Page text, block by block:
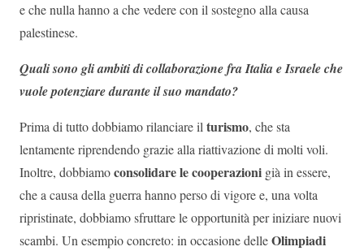
e che nulla hanno a che vedere con il sostegno alla causa
palestinese.
Quali sono gli ambiti di collaborazione fra Italia e Israele che
vuole potenziare durante il suo mandato?
Prima di tutto dobbiamo rilanciare ilturismo, che sta
lentamente riprendendo grazie alla riattivazione di molti voli.
Inoltre, dobbiamoconsolidare le cooperazioni già in essere,
che a causa della guerra hanno perso di vigore e, una volta
ripristinate, dobbiamo sfruttare le opportunità per iniziare nuovi
scambi. Un esempio concreto: in occasione delleOlimpiadi